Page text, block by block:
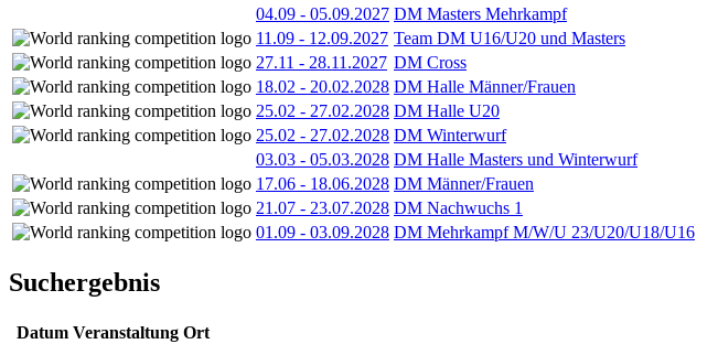
04.09 - 05.09.2027 DM Masters Mehrkampf
11.09 - 12.09.2027 Team DM U16/U20 und Masters
27.11 - 28.11.2027 DM Cross
18.02 - 20.02.2028 DM Halle Männer/Frauen
25.02 - 27.02.2028 DM Halle U20
25.02 - 27.02.2028 DM Winterwurf
03.03 - 05.03.2028 DM Halle Masters und Winterwurf
17.06 - 18.06.2028 DM Männer/Frauen
21.07 - 23.07.2028 DM Nachwuchs 1
01.09 - 03.09.2028 DM Mehrkampf M/W/U 23/U20/U18/U16
Suchergebnis
Datum Veranstaltung Ort